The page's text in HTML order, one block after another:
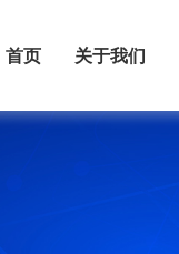
首页 关于我们